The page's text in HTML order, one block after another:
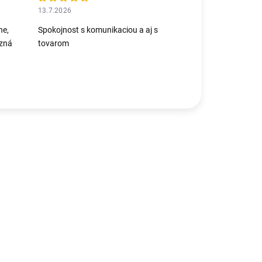
13.7.2026
Spokojnost s komunikaciou a aj s
tovarom